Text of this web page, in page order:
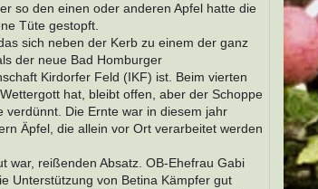
so den einen oder anderen Apfel hatte die
Tüte gestopft.
sich neben der Kerb zu einem der ganz
der neue Bad Homburger
Kirdorfer Feld (IKF) ist. Beim vierten
hat, bleibt offen, aber der Schoppe
verdünnt. Die Ernte war in diesem jahr
Äpfel, die allein vor Ort verarbeitet werden
war, reißenden Absatz. OB-Ehefrau Gabi
Unterstützung von Betina Kämpfer gut